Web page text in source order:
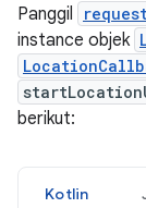
Panggil
instance objek
berikut:
Kotlin